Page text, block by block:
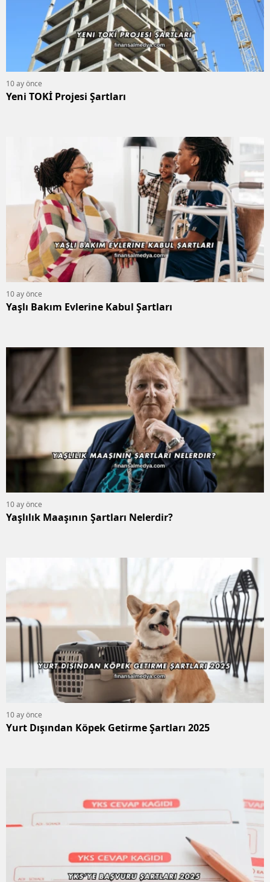
10 ay önce
Yeni TOKİ Projesi Şartları
10 ay önce
Yaşlı Bakım Evlerine Kabul Şartları
10 ay önce
Yaşlılık Maaşının Şartları Nelerdir?
10 ay önce
Yurt Dışından Köpek Getirme Şartları 2025